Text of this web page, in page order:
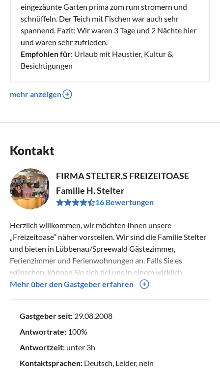
eingezäunte Garten prima zum rum stromern und
schnüffeln. Der Teich mit Fischen war auch sehr
spannend. Fazit: Wir waren 3 Tage und 2 Nächte hier
und waren sehr zufrieden.
Empfohlen für: Urlaub mit Haustier, Kultur &
Besichtigungen
mehr anzeigen
Kontakt
FIRMA STELTER,S FREIZEITOASE
Familie H. Stelter
16 Bewertungen
Herzlich willkommen, wir möchten Ihnen unsere
„Freizeitoase“ näher vorstellen. Wir sind die Familie Stelter
und bieten in Lübbenau/Spreewald Gästezimmer,
Ferienzimmer und Ferienwohnungen an. Falls Sie es
wünschen, können Sie sich bei uns in einem wirklich
familiären Umfeld bewegen und es ist uns sehr wichtig, zwei
abgeschlossenen Grundstück sicher!
Mehr über den Gastgeber erfahren
Gastgeber seit: 29.08.2008
Antwortrate: 100%
Antwortzeit: unter 3h
Kontaktsprachen: Deutsch, Leider, nein